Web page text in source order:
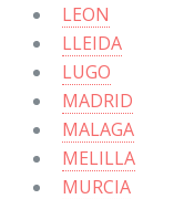
LEON
LLEIDA
LUGO
MADRID
MALAGA
MELILLA
MURCIA